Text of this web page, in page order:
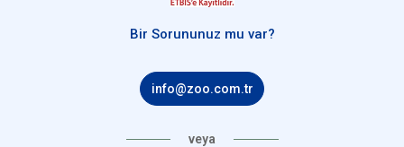
Bir Sorununuz mu var?
info@zoo.com.tr
veya